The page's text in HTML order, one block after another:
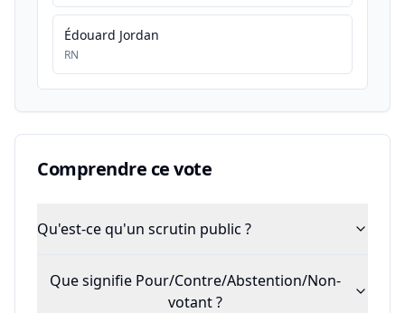
Édouard Jordan
RN
Comprendre ce vote
Qu'est-ce qu'un scrutin public ?
Que signifie Pour/Contre/Abstention/Non-
votant ?